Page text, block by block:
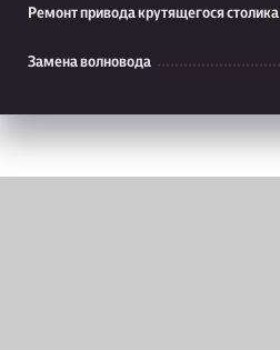
Ремонт привода крутящегося столика
Замена волновода